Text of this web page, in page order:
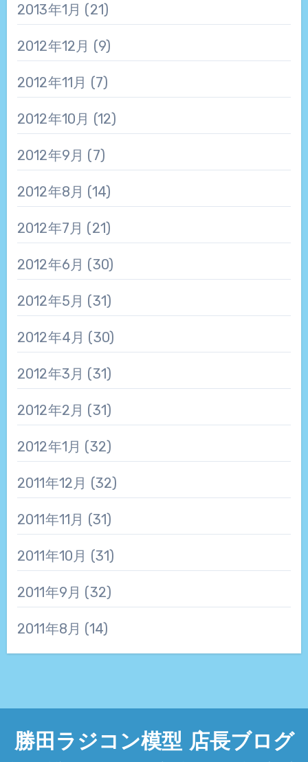
2013年1月 (21)
2012年12月 (9)
2012年11月 (7)
2012年10月 (12)
2012年9月 (7)
2012年8月 (14)
2012年7月 (21)
2012年6月 (30)
2012年5月 (31)
2012年4月 (30)
2012年3月 (31)
2012年2月 (31)
2012年1月 (32)
2011年12月 (32)
2011年11月 (31)
2011年10月 (31)
2011年9月 (32)
2011年8月 (14)
勝田ラジコン模型 店長ブログ